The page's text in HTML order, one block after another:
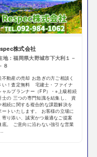
株式会社
地：福岡県大野城市下大利１－
８
不動産の売却 お急ぎの方ご相談く
い！査定無料 宅建士・ファイナ
ャルプランナー（FP）・※上級相続
士の 三つの専門知識を結集し、 資
相続に関する複合的な課題解決を
ートいたします。 お客様の立場に
寄り添い、誠実かつ最適なご提案
底。 ご意向に沿わない強引な営業